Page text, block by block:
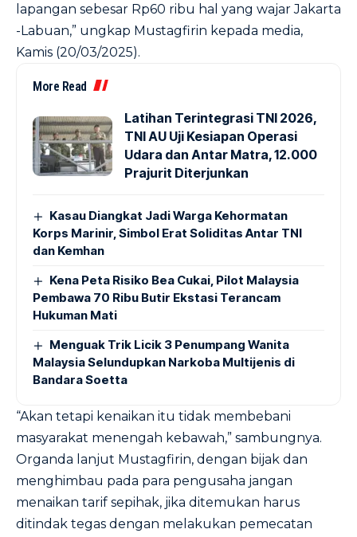
lapangan sebesar Rp60 ribu hal yang wajar Jakarta
-Labuan,” ungkap Mustagfirin kepada media,
Kamis (20/03/2025).
More Read
Latihan Terintegrasi TNI 2026,
TNI AU Uji Kesiapan Operasi
Udara dan Antar Matra, 12.000
Prajurit Diterjunkan
Kasau Diangkat Jadi Warga Kehormatan
Korps Marinir, Simbol Erat Soliditas Antar TNI
dan Kemhan
Kena Peta Risiko Bea Cukai, Pilot Malaysia
Pembawa 70 Ribu Butir Ekstasi Terancam
Hukuman Mati
Menguak Trik Licik 3 Penumpang Wanita
Malaysia Selundupkan Narkoba Multijenis di
Bandara Soetta
“Akan tetapi kenaikan itu tidak membebani
masyarakat menengah kebawah,” sambungnya.
Organda lanjut Mustagfirin, dengan bijak dan
menghimbau pada para pengusaha jangan
menaikan tarif sepihak, jika ditemukan harus
ditindak tegas dengan melakukan pemecatan